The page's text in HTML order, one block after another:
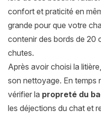
confort et praticité en
grande pour que votre
contenir des bords de 20
chutes.
Après avoir choisi la
son nettoyage. En temps
vérifier la propreté du
les déjections du chat et